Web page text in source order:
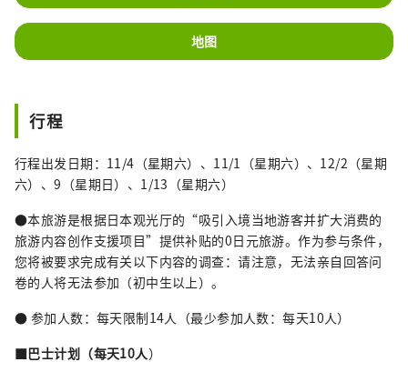
地图
行程
行程出发日期：11/4（星期六）、11/1（星期六）、12/2（星期
六）、9（星期日）、1/13（星期六）
●本旅游是根据日本观光厅的“吸引入境当地游客并扩大消费的
旅游内容创作支援项目”提供补贴的0日元旅游。作为参与条件，
您将被要求完成有关以下内容的调查：请注意，无法亲自回答问
卷的人将无法参加（初中生以上）。
● 参加人数：每天限制14人（最少参加人数：每天10人）
■巴士计划（每天10人）